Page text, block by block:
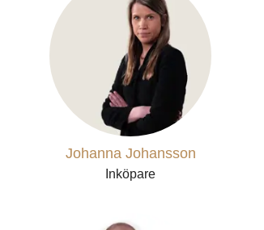
Johanna Johansson
Inköpare